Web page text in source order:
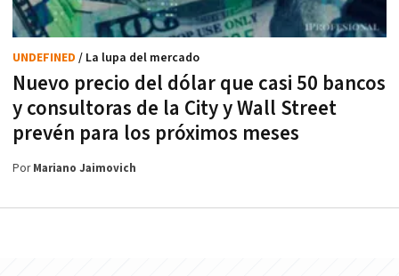
Nuevo precio del dólar que casi 50 bancos
y consultoras de la City y Wall Street
prevén para los próximos meses
UNDEFINED / La lupa del mercado
PorMariano Jaimovich